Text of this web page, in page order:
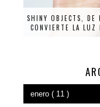
SHINY OBJECTS, DE
CONVIERTE LA LUZ